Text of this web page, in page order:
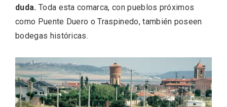
duda. Toda esta comarca, con pueblos próximos
como Puente Duero o Traspinedo, también poseen
bodegas históricas.
Fiesta de los Fueros 2026 de Sepúlveda
y Feria de Artesanía